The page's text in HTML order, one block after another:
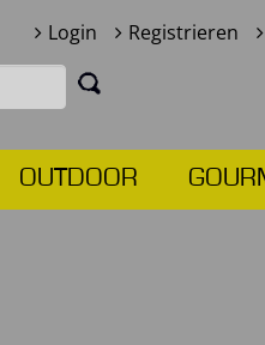
Login Registrieren
OUTDOOR